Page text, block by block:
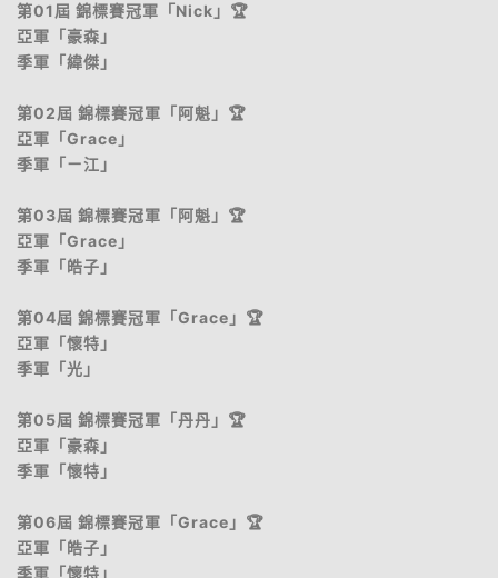
第01屆 錦標賽冠軍「Nick」🏆
亞軍「豪森」
季軍「緯傑」
第02屆 錦標賽冠軍「阿魁」🏆
亞軍「Grace」
季軍「ㄧ江」
第03屆 錦標賽冠軍「阿魁」🏆
亞軍「Grace」
季軍「皓子」
第04屆 錦標賽冠軍「Grace」🏆
亞軍「懷特」
季軍「光」
第05屆 錦標賽冠軍「丹丹」🏆
亞軍「豪森」
季軍「懷特」
第06屆 錦標賽冠軍「Grace」🏆
亞軍「皓子」
季軍「懷特」